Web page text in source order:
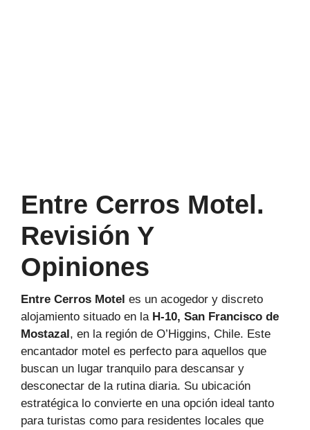
Entre Cerros Motel.
Revisión Y
Opiniones
Entre Cerros Motel es un acogedor y discreto
alojamiento situado en la H-10, San Francisco de
Mostazal, en la región de O’Higgins, Chile. Este
encantador motel es perfecto para aquellos que
buscan un lugar tranquilo para descansar y
desconectar de la rutina diaria. Su ubicación
estratégica lo convierte en una opción ideal tanto
para turistas como para residentes locales que